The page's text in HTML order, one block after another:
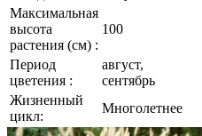
Максимальная
высота
растения (см) :
100
Период
цветения :
август,
сентябрь
Жизненный
цикл:
Многолетнее